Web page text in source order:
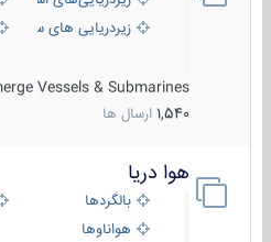
زیردریایی های سبک
Vessels & Submarines
1,540 ارسال ها
هوا دریا
بالگردها
هواناوها